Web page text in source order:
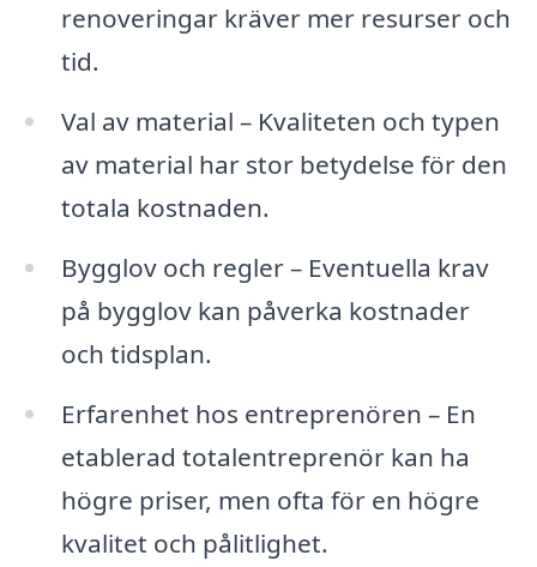
renoveringar kräver mer resurser och
tid.
Val av material – Kvaliteten och typen
av material har stor betydelse för den
totala kostnaden.
Bygglov och regler – Eventuella krav
på bygglov kan påverka kostnader
och tidsplan.
Erfarenhet hos entreprenören – En
etablerad totalentreprenör kan ha
högre priser, men ofta för en högre
kvalitet och pålitlighet.